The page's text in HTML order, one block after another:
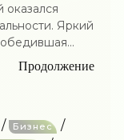
оказался
Яркий
Продолжение
/ Бизнес /